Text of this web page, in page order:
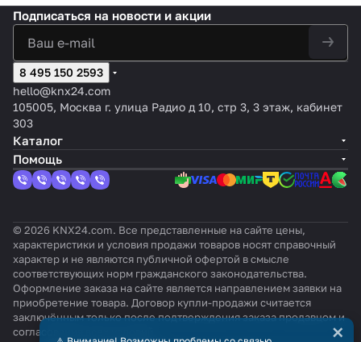
Подписаться на новости и акции
8 495 150 2593
hello@knx24.com
105005, Москва г. улица Радио д 10, стр 3, 3 этаж, кабинет
303
Каталог
Помощь
© 2026 KNX24.com. Все представленные на сайте цены,
характеристики и условия продажи товаров носят справочный
характер и не являются публичной офертой в смысле
соответствующих норм гражданского законодательства.
Оформление заказа на сайте является направлением заявки на
приобретение товара. Договор купли-продажи считается
заключённым только после подтверждения заказа продавцом и
согласования всех условий.
×